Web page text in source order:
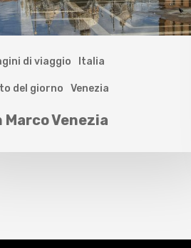
di viaggio Italia
del giorno Venezia
Marco Venezia